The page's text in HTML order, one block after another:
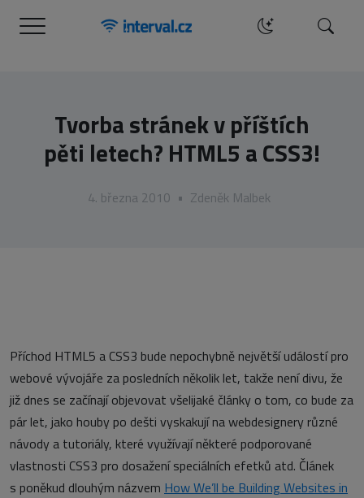
Menu Hledat
Tvorba stránek v příštích
pěti letech? HTML5 a CSS3!
4. března 2010 • Zdeněk Malbek
Příchod HTML5 a CSS3 bude nepochybně největší událostí pro
webové vývojáře za posledních několik let, takže není divu, že
již dnes se začínají objevovat všelijaké články o tom, co bude za
pár let, jako houby po dešti vyskakují na webdesignery různé
návody a tutoriály, které využívají některé podporované
vlastnosti CSS3 pro dosažení speciálních efetků atd. Článek
s poněkud dlouhým názvem How We’ll be Building Websites in